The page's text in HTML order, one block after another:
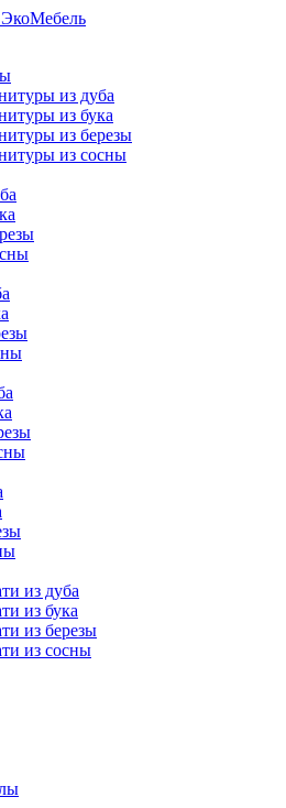
из дуба
из бука
из березы
из сосны
из дуба
из бука
из березы
из сосны